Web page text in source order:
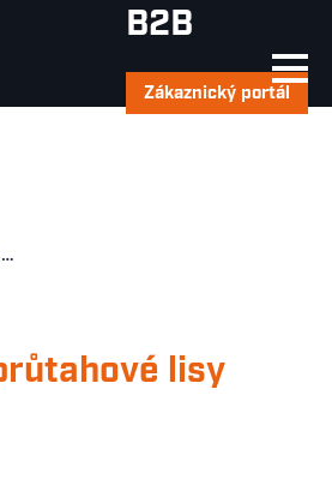
B2B
Zákaznický portál
MOTOROVÉ PRŮTAHOVÉ LISY RHTC
lisy